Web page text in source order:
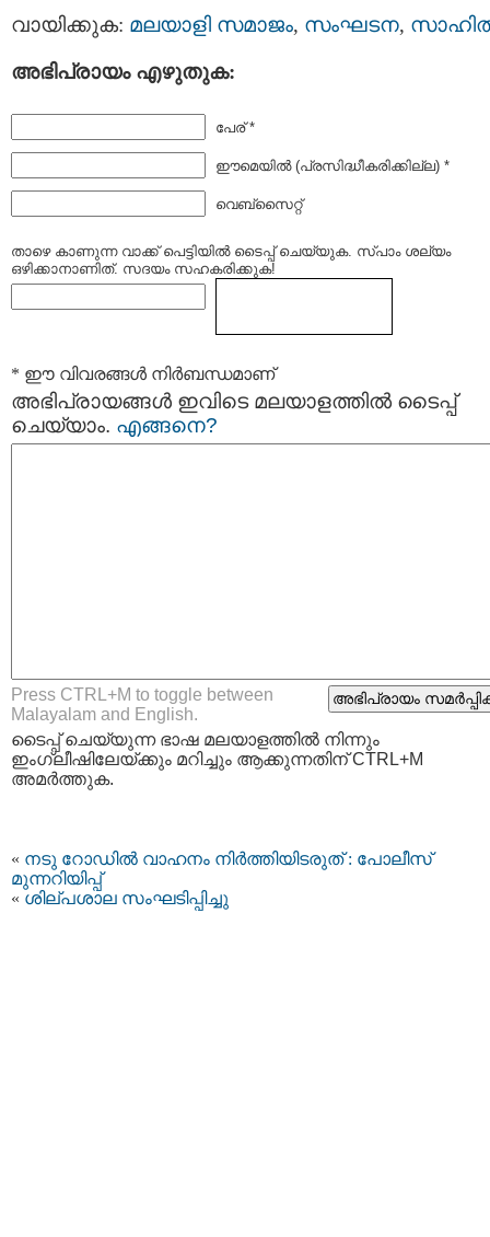
വായിക്കുക: മലയാളി സമാജം, സംഘടന,
അഭിപ്രായം എഴുതുക:
പേര് *
ഈമെയില്‍ (പ്രസിദ്ധീകരിക്കില്ല) *
വെബ്സൈറ്റ്
താഴെ കാണുന്ന വാക്ക് പെട്ടിയില്‍ ടൈപ്പ്‌ ചെയ്യുക. സ്പാം ശല്യം
ഒഴിക്കാനാണിത്. സദയം സഹകരിക്കുക!
* ഈ വിവരങ്ങള്‍ നിര്‍ബന്ധമാണ്
അഭിപ്രായങ്ങള്‍ ഇവിടെ മലയാളത്തില്‍ ടൈപ്പ്
ചെയ്യാം. എങ്ങനെ?
Press CTRL+M to toggle between
Malayalam and English.
ടൈപ്പ്‌ ചെയ്യുന്ന ഭാഷ മലയാളത്തില്‍ നിന്നും
ഇംഗ്ലീഷിലേയ്ക്കും മറിച്ചും ആക്കുന്നതിന് CTRL+M
അമര്‍ത്തുക.
« നടു റോഡിൽ വാഹനം നിർത്തിയിടരുത് : പോലീസ്
മുന്നറിയിപ്പ്
« ശില്പശാല സംഘടിപ്പിച്ചു